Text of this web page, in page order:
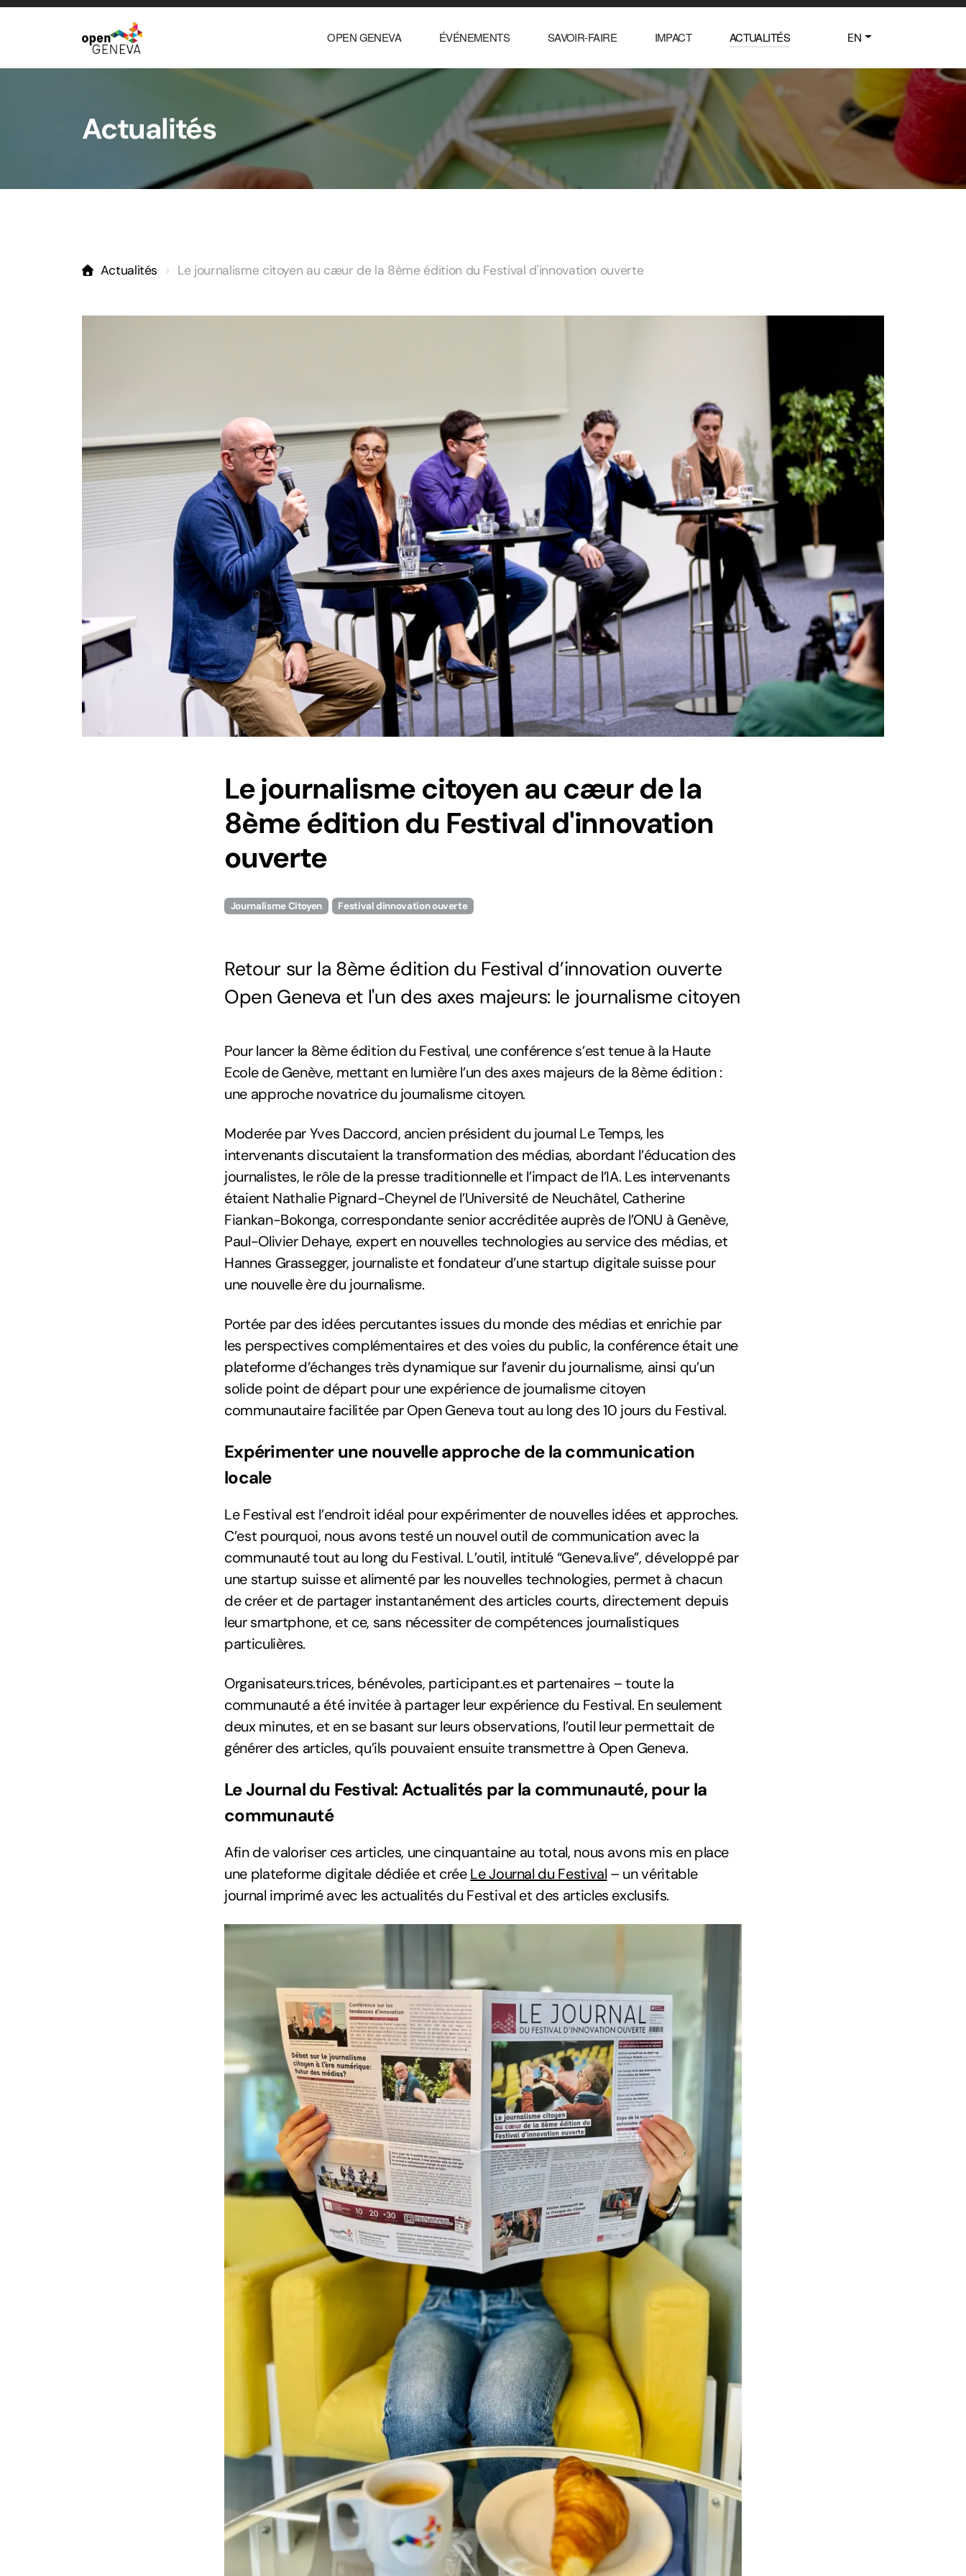
OPEN GENEVA ÉVÉNEMENTS SAVOIR-FAIRE IMPACT ACTUALITÉS EN
Actualités
Actualités Le journalisme citoyen au cæur de la 8ème édition du Festival d'innovation ouverte
Le journalisme citoyen au cæur de la
8ème édition du Festival d'innovation
ouverte
Journalisme Citoyen Festival dinnovation ouverte
Retour sur la 8ème édition du Festival d’innovation ouverte
Open Geneva et l'un des axes majeurs: le journalisme citoyen
Pour lancer la 8ème édition du Festival, une conférence s’est tenue à la Haute
Ecole de Genève, mettant en lumière l’un des axes majeurs de la 8ème édition :
une approche novatrice du journalisme citoyen.
Moderée par Yves Daccord, ancien président du journal Le Temps, les
intervenants discutaient la transformation des médias, abordant l’éducation des
journalistes, le rôle de la presse traditionnelle et l’impact de l’IA. Les intervenants
étaient Nathalie Pignard-Cheynel de l’Université de Neuchâtel, Catherine
Fiankan-Bokonga, correspondante senior accréditée auprès de l’ONU à Genève,
Paul-Olivier Dehaye, expert en nouvelles technologies au service des médias, et
Hannes Grassegger, journaliste et fondateur d’une startup digitale suisse pour
une nouvelle ère du journalisme.
Portée par des idées percutantes issues du monde des médias et enrichie par
les perspectives complémentaires et des voies du public, la conférence était une
plateforme d’échanges très dynamique sur l’avenir du journalisme, ainsi qu’un
solide point de départ pour une expérience de journalisme citoyen
communautaire facilitée par Open Geneva tout au long des 10 jours du Festival.
Expérimenter une nouvelle approche de la communication
locale
Le Festival est l’endroit idéal pour expérimenter de nouvelles idées et approches.
C’est pourquoi, nous avons testé un nouvel outil de communication avec la
communauté tout au long du Festival. L’outil, intitulé “Geneva.live”, développé par
une startup suisse et alimenté par les nouvelles technologies, permet à chacun
de créer et de partager instantanément des articles courts, directement depuis
leur smartphone, et ce, sans nécessiter de compétences journalistiques
particulières.
Organisateurs.trices, bénévoles, participant.es et partenaires – toute la
communauté a été invitée à partager leur expérience du Festival. En seulement
deux minutes, et en se basant sur leurs observations, l’outil leur permettait de
générer des articles, qu’ils pouvaient ensuite transmettre à Open Geneva.
Le Journal du Festival: Actualités par la communauté, pour la
communauté
Afin de valoriser ces articles, une cinquantaine au total, nous avons mis en place
une plateforme digitale dédiée et créeLe Journal du Festival – un véritable
journal imprimé avec les actualités du Festival et des articles exclusifs.